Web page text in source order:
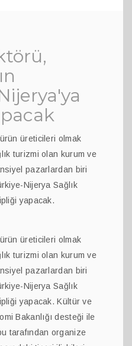
üreticileri olmak
turizmi olan kurum ve
pazarlardan biri
Nijerya Sağlık
yapacak.
üreticileri olmak
turizmi olan kurum ve
pazarlardan biri
Nijerya Sağlık
yapacak. Kültür ve
Bakanlığı desteği ile
tarafından organize